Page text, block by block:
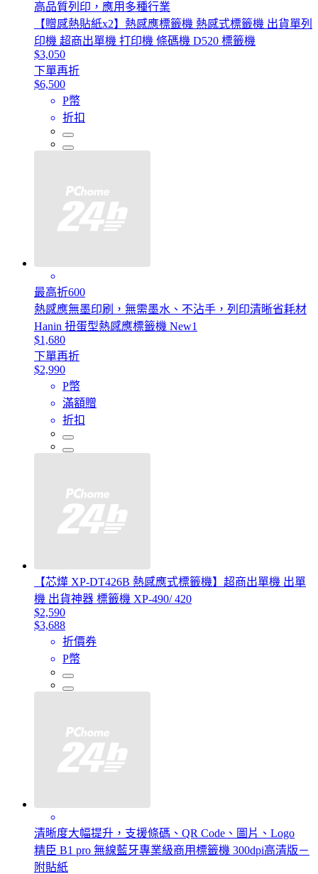
高品質列印，應用多種行業
【贈感熱貼紙x2】熱感應標籤機 熱感式標籤機 出貨單列
印機 超商出單機 打印機 條碼機 D520 標籤機
$3,050
下單再折
$6,500
P幣
折扣
最高折600
熱感應無墨印刷，無需墨水、不沾手，列印清晰省耗材
Hanin 扭蛋型熱感應標籤機 New1
$1,680
下單再折
$2,990
P幣
滿額贈
折扣
【芯燁 XP-DT426B 熱感應式標籤機】超商出單機 出單
機 出貨神器 標籤機 XP-490/ 420
$2,590
$3,688
折價券
P幣
清晰度大幅提升，支援條碼、QR Code、圖片、Logo
精臣 B1 pro 無線藍牙專業級商用標籤機 300dpi高清版－
附貼紙